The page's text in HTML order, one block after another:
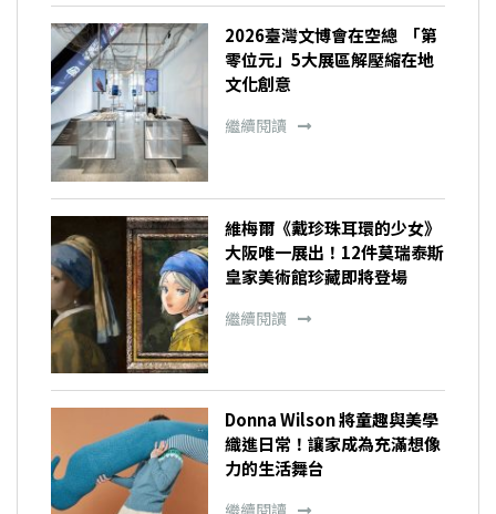
2026臺灣文博會在空總 「第
零位元」5大展區解壓縮在地
文化創意
繼續閱讀
維梅爾《戴珍珠耳環的少女》
大阪唯一展出！12件莫瑞泰斯
皇家美術館珍藏即將登場
繼續閱讀
Donna Wilson 將童趣與美學
織進日常！讓家成為充滿想像
力的生活舞台